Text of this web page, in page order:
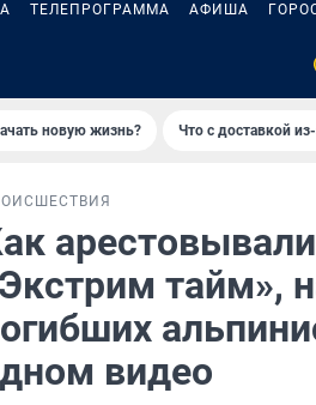
ТЕЛЕПРОГРАММА АФИША
новую жизнь? Что с доставкой
тайм»,
видео